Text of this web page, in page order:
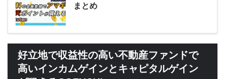
まとめ
好立地で収益性の高い不動産ファンドで
高いインカムゲインとキャピタルゲイン